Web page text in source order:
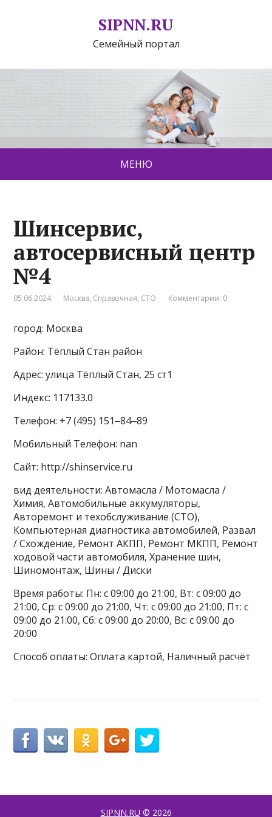
SIPNN.RU
Семейный портал
МЕНЮ
Шинсервис,
автосервисный центр
№4
05.06.2024 Москва, Справочная, СТО Комментарии: 0
город: Москва
Район: Тёплый Стан район
Адрес: улица Тёплый Стан, 25 ст1
Индекс: 117133.0
Телефон: +7 (495) 151‒84‒89
Мобильный Телефон: nan
Сайт: http://shinservice.ru
вид деятельности: Автомасла / Мотомасла /
Химия, Автомобильные аккумуляторы,
Авторемонт и техобслуживание (СТО),
Компьютерная диагностика автомобилей, Развал
/ Схождение, Ремонт АКПП, Ремонт МКПП, Ремонт
ходовой части автомобиля, Хранение шин,
Шиномонтаж, Шины / Диски
Время работы: Пн: с 09:00 до 21:00, Вт: с 09:00 до
21:00, Ср: с 09:00 до 21:00, Чт: с 09:00 до 21:00, Пт: с
09:00 до 21:00, Сб: с 09:00 до 20:00, Вс: с 09:00 до
20:00
Способ оплаты: Оплата картой, Наличный расчёт
SIPNN.RU © 2026